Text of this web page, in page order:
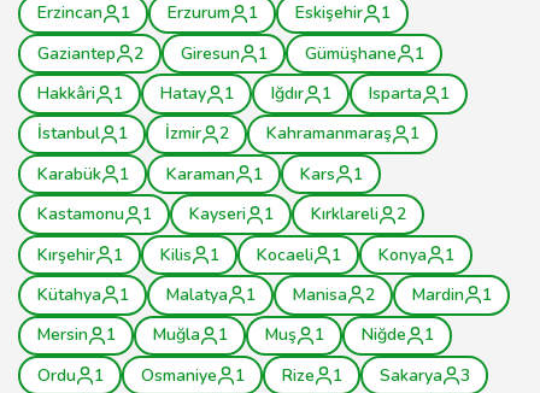
Erzincan
1 Erzurum 1 Eskişehir
1
Gaziantep
2 Giresun 1 Gümüşhane
1
Hakkâri
1 Hatay 1 Iğdır 1 Isparta
1
İstanbul
1 İzmir 2 Kahramanmaraş
1
Karabük
1 Karaman 1 Kars
1
Kastamonu
1 Kayseri 1 Kırklareli
2
Kırşehir
1 Kilis 1 Kocaeli 1 Konya
1
Kütahya
1 Malatya 1 Manisa 2 Mardin
1
Mersin
1 Muğla 1 Muş 1 Niğde
1
Ordu
1 Osmaniye 1 Rize 1 Sakarya
3